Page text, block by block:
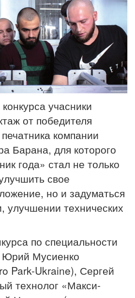
учасники
от победителя
компании
Барана, для которого
года» стал не только
свое
но и задуматься
улучшении технических
по специальности
Мусиенко
Park-Ukraine), Сергей
технолог «Макси-